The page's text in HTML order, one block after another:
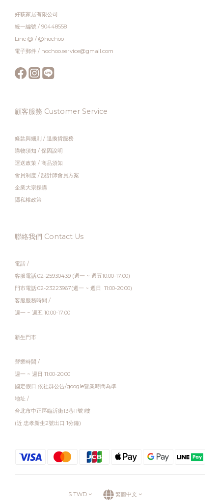
好萩家居有限公司
統一編號 / 90448558
Line @ / @hochoo
電子郵件 / hochoo.service@gmail.com
顧客服務 Customer Service
條款與細則 / 退換貨服務
購物須知 / 保固說明
運送政策 / 商品須知
會員制度 / 設計師會員方案
企業大宗採購
隱私權政策
聯絡我們 Contact Us
電話 /
客服電話:02-25930439 (週一 ~ 週五10:00-17:00)
門市電話:02-23223967(週一 ~ 週日 11:00-20:00)
客服服務時間 /
週一 ~ 週五 10:00-17:00
新生門市
營業時間 /
週一 ~ 週日 11:00-20:00
國定假日 依社群公告/google營業時間為準
地址 /
台北市中正區臨沂街13巷11號1樓
(近 忠孝新生2號出口 1分鐘)
$ TWD 繁體中文